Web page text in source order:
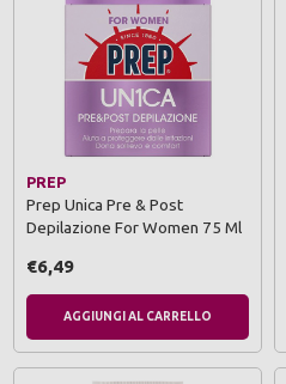
PREP
Prep Unica Pre & Post
Depilazione For Women 75 Ml
€6,49
AGGIUNGI AL CARRELLO